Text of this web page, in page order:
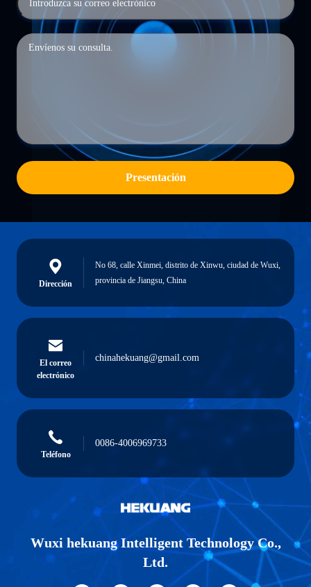
Presentación
Dirección
No 68, calle Xinmei, distrito de Xinwu, ciudad de Wuxi,
provincia de Jiangsu, China
El correo
electrónico
chinahekuang@gmail.com
Teléfono
0086-4006969733
Wuxi hekuang Intelligent Technology Co.,
Ltd.